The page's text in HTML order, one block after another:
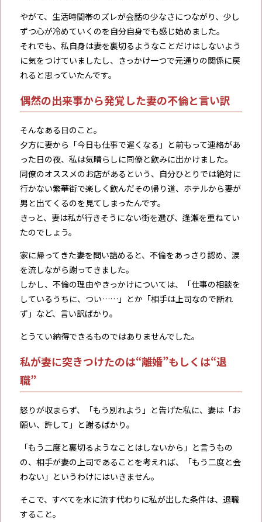
やがて、生活時間帯のズレが会話の少なさにつながり、少し
ずつ心が冷めていくのを自分自身でも感じ始めました。
それでも、私自身は妻を裏切るようなことだけはしないよう
に気をつけていましたし、きっかけ一つで元通りの関係に戻
れると思っていたんです。
偶然の出来事から発覚した妻の不倫と言い訳
そんなある日のこと。
夕方に妻から「今日も仕事で遅くなる」と前もって連絡があ
った日の夜、私は気晴らしに同僚と飲みに出かけました。
同僚のオススメのお店があるという、自分ひとりでは絶対に
行かない繁華街で楽しく飲んだその帰り道、ホテルから妻が
男と出てくるのを見てしまったんです。
きっと、妻は私が行きそうにない街を選び、逢瀬を重ねてい
たのでしょう。
家に帰ってきた妻を問い詰めると、不倫をあっさり認め、涙
を流しながら謝ってきました。
しかし、不倫の理由やきっかけについては、「仕事の相談を
しているうちに、つい……」とか「相手は上司なので断れ
ず」など、言い訳ばかり。
とうてい納得できるものではありませんでした。
私が妻に突きつけたのは“離婚”もしくは“退
職”
怒りが収まらず、「もう別れよう」と告げた私に、妻は「お
願い、許して」と謝るばかり。
「もう二度と裏切るようなことはしないから」と言うもの
の、相手が妻の上司であることを考えれば、「もう二度と会
わない」というわけにはいきません。
そこで、すべてを水に流す代わりに私が出した条件は、退職
すること。